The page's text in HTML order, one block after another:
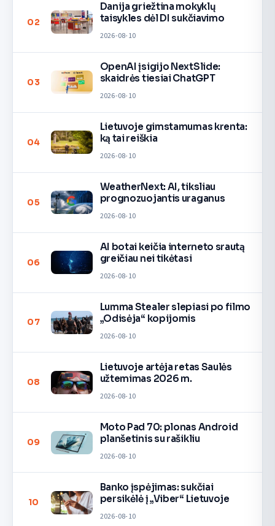
02
Danija griežtina mokyklų
taisykles dėl DI sukčiavimo
2026-08-10
03
OpenAI įsigijo NextSlide:
skaidrės tiesiai ChatGPT
2026-08-10
04
Lietuvoje gimstamumas krenta:
ką tai reiškia
2026-08-10
05
WeatherNext: AI, tiksliau
prognozuojantis uraganus
2026-08-10
06
AI botai keičia interneto srautą
greičiau nei tikėtasi
2026-08-10
07
Lumma Stealer slepiasi po filmo
„Odisėja“ kopijomis
2026-08-10
08
Lietuvoje artėja retas Saulės
užtemimas 2026 m.
2026-08-10
09
Moto Pad 70: plonas Android
planšetinis su rašikliu
2026-08-10
10
Banko įspėjimas: sukčiai
persikėlė į „Viber“ Lietuvoje
2026-08-10